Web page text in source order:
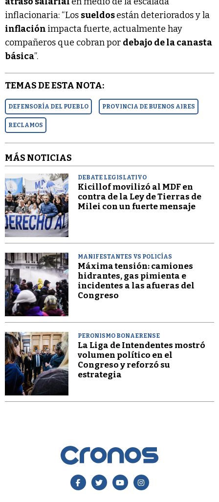
inflacionaria: “Los sueldosestán deteriorados y la
inflación impacta fuerte, actualmente hay
compañeros que cobran por debajo de la canasta
básica”.
TEMAS DE ESTA NOTA:
DEFENSORÍA DEL PUEBLO PROVINCIA DE BUENOS AIRES
RECLAMOS
MÁS NOTICIAS
DEBATE LEGISLATIVO
Kicillof movilizó al MDF en
contra de la Ley de Tierras de
Milei con un fuerte mensaje
MANIFESTANTES VS POLICÍAS
Máxima tensión: camiones
hidrantes, gas pimienta e
incidentes a las afueras del
Congreso
PERONISMO BONAERENSE
La Liga de Intendentes mostró
volumen político en el
Congreso y reforzó su
estrategia